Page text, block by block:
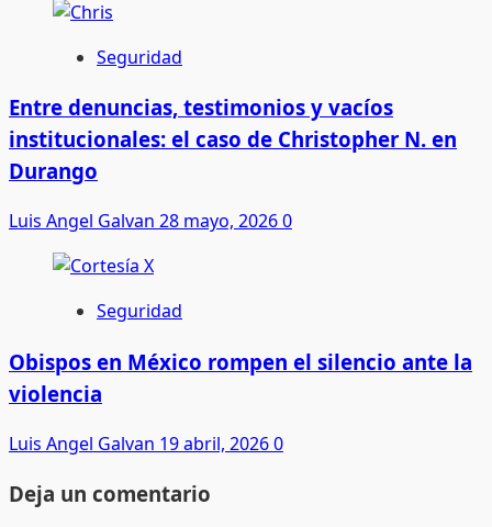
Seguridad
Entre denuncias, testimonios y vacíos
institucionales: el caso de Christopher N. en
Durango
Luis Angel Galvan 28 mayo, 20260
Seguridad
Obispos en México rompen el silencio ante la
violencia
Luis Angel Galvan 19 abril, 20260
Deja un comentario